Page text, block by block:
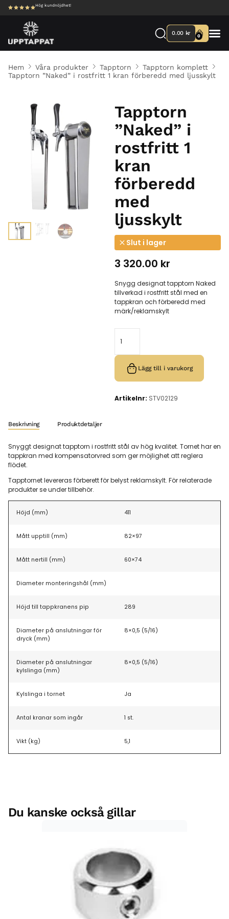
Hög kundnöjdhet!
0.00 kr 0
Hem Våra produkter Tapptorn
Tapptorn komplett
Tapptorn ”Naked” i rostfritt 1 kran förberedd med ljusskylt
Tapptorn
”Naked” i
rostfritt 1
kran
förberedd
med
ljusskylt
Slut i lager
3 320.00 kr
Snygg designat tapptorn Naked
tillverkad i rostfritt stål med en
tappkran och förberedd med
märk/reklamskylt
Lägg till i varukorg
Artikelnr: STV02129
Beskrivning Produktdetaljer
Snyggt designat tapptorn i rostfritt stål av hög kvalitet. Tornet har en
tappkran med kompensatorvred som ger möjlighet att reglera
flödet.
Tapptornet levereras förberett för belyst reklamskylt. För relaterade
produkter se under tillbehör.
Höjd (mm) 411
Mått upptill (mm) 82×97
Mått nertill (mm) 60×74
Diameter monteringshål (mm)
Höjd till tappkranens pip 289
Diameter på anslutningar för
dryck (mm)
8×0,5 (5/16)
Diameter på anslutningar
kylslinga (mm)
8×0,5 (5/16)
Kylslinga i tornet Ja
Antal kranar som ingår 1 st.
Vikt (kg) 5,1
Du kanske också gillar